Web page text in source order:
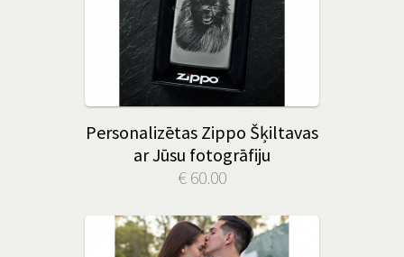
Personalizētas Zippo Šķiltavas
ar Jūsu fotogrāfiju
€ 60.00